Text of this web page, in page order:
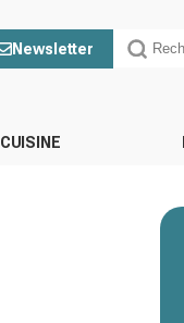
Newsletter
CUISINE